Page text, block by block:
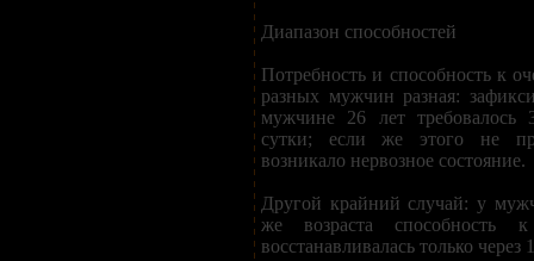
Диапазон способностей
Потребность и способность к
разных мужчин разная:
мужчине 26 лет требовалось
сутки; если же этого не
возникало нервозное состояние.
Другой крайний случай: у
же возраста способность
восстанавливалась только через